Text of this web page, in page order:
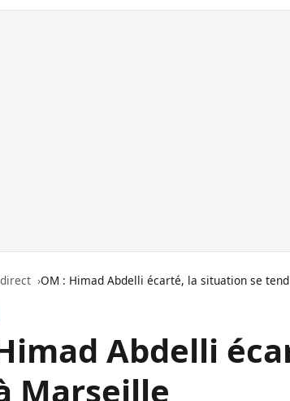
OM : Himad Abdelli écarté, la situation se
Abdelli
Marseille